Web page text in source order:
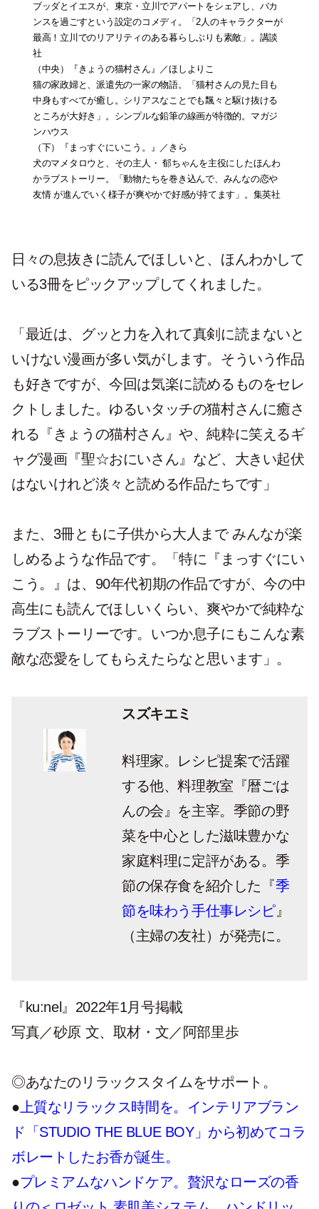
ブッダとイエスが、東京・立川でアパートをシェアし、バカ
ンスを過ごすという設定のコメディ。「2人のキャラクターが
最高！立川でのリアリティのある暮らしぶりも素敵」。講談
社
（中央）
『きょうの猫村さん』 ／ほしよりこ
猫の家政婦と、派遣先の一家の物語。「猫村さんの見た目も
中身もすべてが癒し。シリアスなことでも飄々と駆け抜ける
ところが大好き」。シンプルな鉛筆の線画が特徴的。マガジ
ンハウス
（下）
『まっすぐにいこう。』 ／きら
犬のマメタロウと、その主人・ 郁ちゃんを主役にしたほんわ
かラブストーリー。「動物たちを巻き込んで、みんなの恋や
友情 が進んでいく様子が爽やかで好感が持てます」。集英社
日々の息抜きに読んでほしいと、ほんわかして
いる3冊をピックアップしてくれました。
「最近は、グッと力を入れて真剣に読まないと
いけない漫画が多い気がします。そういう作品
も好きですが、今回は気楽に読めるものをセレ
クトしました。ゆるいタッチの猫村さんに癒さ
れる『きょうの猫村さん』や、純粋に笑えるギ
ャグ漫画『聖☆おにいさん』など、大きい起伏
はないけれど淡々と読める作品たちです」
また、3冊ともに子供から大人まで みんなが楽
しめるような作品です。「特に『まっすぐにい
こう。』は、90年代初期の作品ですが、今の中
高生にも読んでほしいくらい、爽やかで純粋な
ラブストーリーです。いつか息子にもこんな素
敵な恋愛をしてもらえたらなと思います」。
スズキエミ
料理家。レシピ提案で活躍
する他、料理教室『暦ごは
んの会』を主宰。季節の野
菜を中心とした滋味豊かな
家庭料理に定評がある。季
節の保存食を紹介した『季
節を味わう手仕事レシピ』
（主婦の友社）が発売に。
『ku:nel』2022年1月号掲載
写真／砂原 文、取材・文／阿部里歩
◎あなたのリラックスタイムをサポート。
●上質なリラックス時間を。インテリアブラン
ド「STUDIO THE BLUE BOY」から初めてコラ
ボレートしたお香が誕生。
●プレミアムなハンドケア。贅沢なローズの香